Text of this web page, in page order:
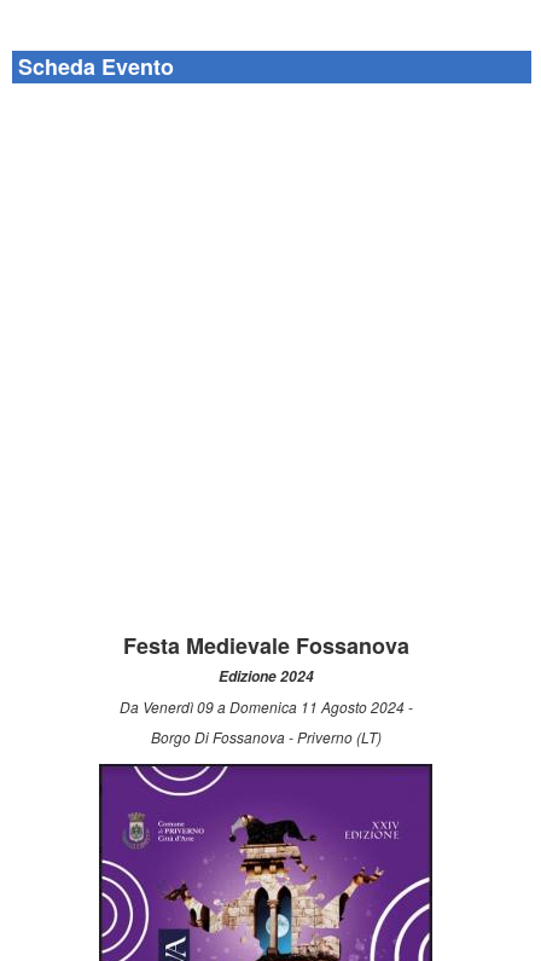
Scheda Evento
Festa Medievale Fossanova
Edizione 2024
Da Venerdì 09 a Domenica 11 Agosto 2024 -
Borgo Di Fossanova - Priverno (LT)